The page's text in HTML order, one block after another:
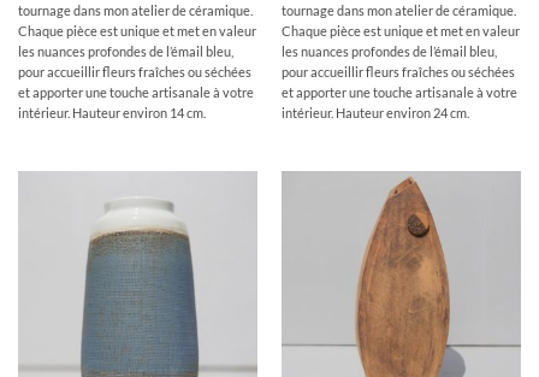
tournage dans mon atelier de céramique.
Chaque pièce est unique et met en valeur
les nuances profondes de l’émail bleu,
pour accueillir fleurs fraîches ou séchées
et apporter une touche artisanale à votre
intérieur. Hauteur environ 14 cm.
tournage dans mon atelier de céramique.
Chaque pièce est unique et met en valeur
les nuances profondes de l’émail bleu,
pour accueillir fleurs fraîches ou séchées
et apporter une touche artisanale à votre
intérieur. Hauteur environ 24 cm.